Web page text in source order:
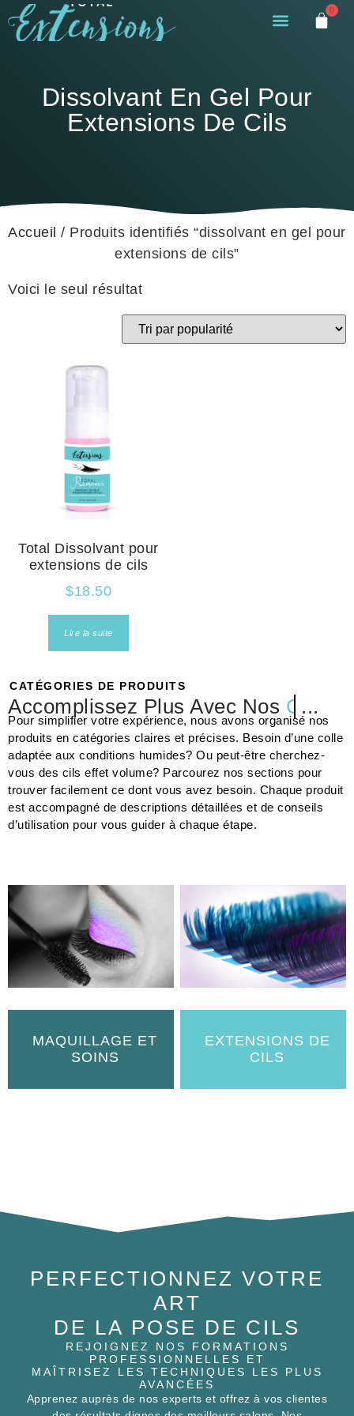
0
Dissolvant En Gel Pour
Extensions De Cils
Accueil / Produits identifiés “dissolvant en gel pour
extensions de cils”
Voici le seul résultat
Total Dissolvant pour
extensions de cils
$18.50
Lire la suite
CATÉGORIES DE PRODUITS
Accomplissez Plus Avec Nos Colles
...
Pour simplifier votre expérience, nous avons organisé nos
produits en catégories claires et précises. Besoin d’une colle
adaptée aux conditions humides? Ou peut-être cherchez-
vous des cils effet volume? Parcourez nos sections pour
trouver facilement ce dont vous avez besoin. Chaque produit
est accompagné de descriptions détaillées et de conseils
MAQUILLAGE ET
EXTENSIONS DE
PERFECTIONNEZ VOTRE
ART
DE LA POSE DE CILS
REJOIGNEZ NOS FORMATIONS
PROFESSIONNELLES ET
MAÎTRISEZ LES TECHNIQUES LES PLUS
AVANCÉES